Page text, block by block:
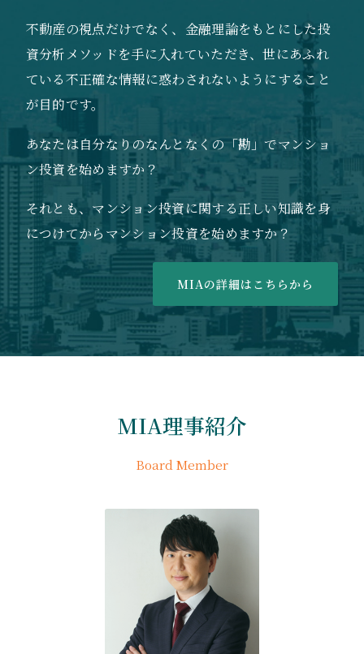
不動産の視点だけでなく、金融理論をもとにした投
資分析メソッドを手に入れていただき、世にあふれ
ている不正確な情報に惑わされないようにすること
が目的です。
あなたは自分なりのなんとなくの「勘」でマンショ
ン投資を始めますか？
それとも、マンション投資に関する正しい知識を身
につけてからマンション投資を始めますか？
MIAの詳細はこちらから
MIA理事紹介
Board Member